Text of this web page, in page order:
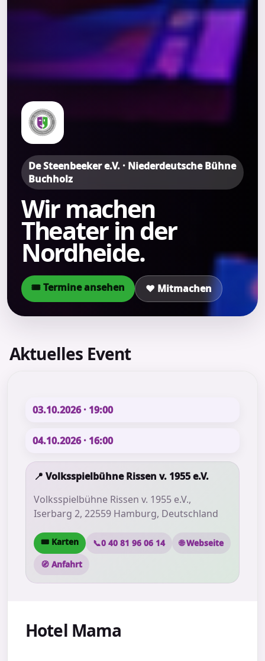
De Steenbeeker e.V. · Niederdeutsche Bühne
Buchholz
Wir machen
Theater in der
Nordheide.
🎟 Termine ansehen ❤️ Mitmachen
Aktuelles Event
03.10.2026 · 19:00
04.10.2026 · 16:00
📍 Volksspielbühne Rissen v. 1955 e.V.
Volksspielbühne Rissen v. 1955 e.V.,
Iserbarg 2, 22559 Hamburg, Deutschland
🎟 Karten 📞0 40 81 96 06 14
🌐 Webseite
🧭 Anfahrt
Hotel Mama